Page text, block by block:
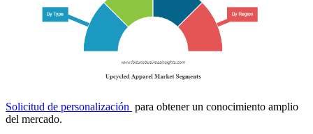
Solicitud de personalización para obtener un conocimiento amplio
del mercado.